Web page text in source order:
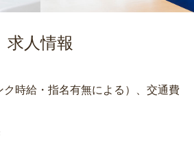
求人情報
ク時給・指名有無による）、交通費